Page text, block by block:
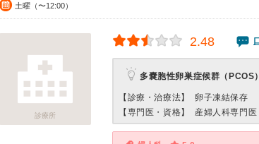
土曜（〜12:00）
診療所
2.48
多嚢胞性卵巣症候群（PCOS
【診療・治療法】
卵子凍結保存
【専門医・資格】
産婦人科専門医